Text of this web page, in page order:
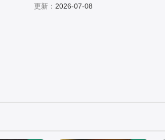
更新： 2026-07-08